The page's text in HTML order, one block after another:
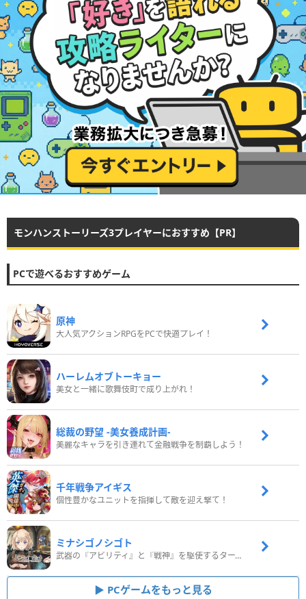
モンハンストーリーズ3プレイヤーにおすすめ【PR】
PCで遊べるおすすめゲーム
原神
大人気アクションRPGをPCで快適プレイ！
ハーレムオブトーキョー
美女と一緒に歌舞伎町で成り上がれ！
総裁の野望 -美女養成計画-
美麗なキャラを引き連れて金融戦争を制覇しよう！
千年戦争アイギス
個性豊かなユニットを指揮して敵を迎え撃て！
ミナシゴノシゴト
武器の『アビリティ』と『戦神』を駆使するターン制コマンドバトルRPG！
PCゲームをもっと見る